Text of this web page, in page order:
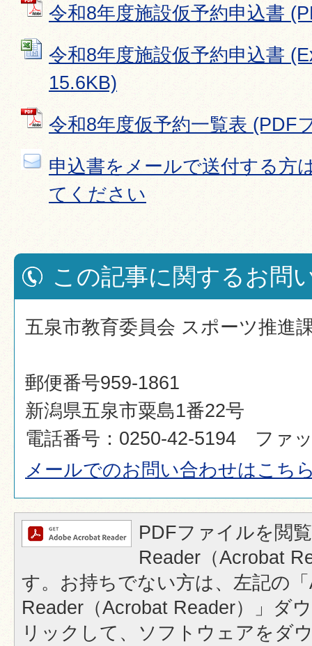
令和8年度施設仮予約申込書
令和8年度施設仮予約申込書
15.6KB)
令和8年度仮予約一覧表 (PDF
申込書をメールで送付する方
てください
この記事に関するお問
五泉市教育委員会 スポーツ推進
郵便番号959-1861
新潟県五泉市粟島1番22号
電話番号：0250-42-5194 ファ
メールでのお問い合わせはこち
PDFファイルを閲
Reader（Acrobat
す。お持ちでない方は、左記の
Reader（Acrobat Reader）」ダ
リックして、ソフトウェアをダ